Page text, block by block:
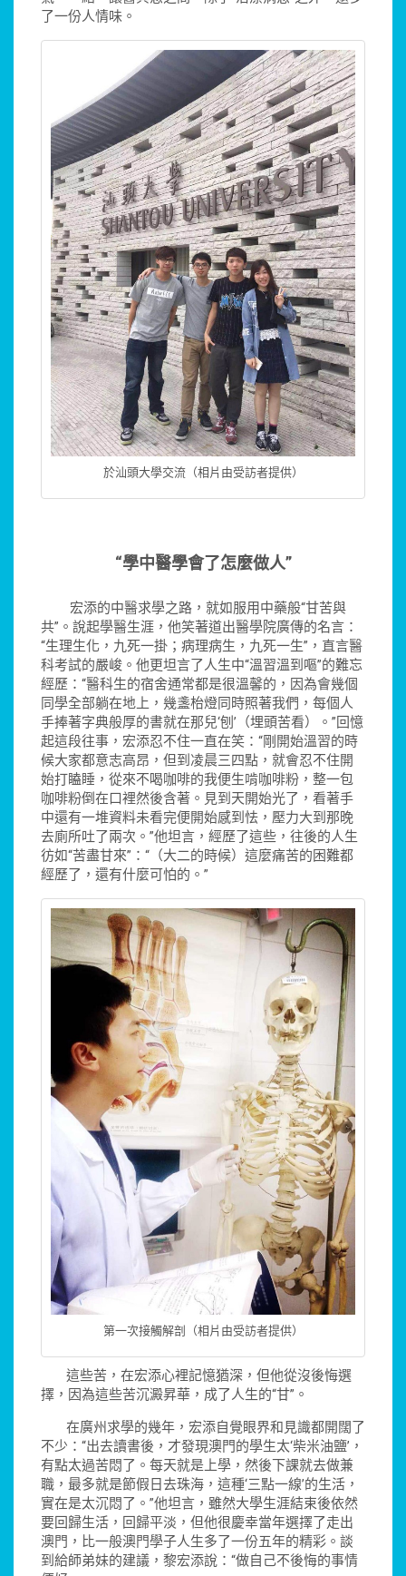
了一份人情味。
於汕頭大學交流（相片由受訪者提供）
“學中醫學會了怎麼做人”
宏添的中醫求學之路，就如服用中藥般“甘苦與
共”。說起學醫生涯，他笑著道出醫學院廣傳的名言：
“生理生化，九死一掛；病理病生，九死一生”，直言醫
科考試的嚴峻。他更坦言了人生中“溫習溫到嘔”的難忘
經歷：“醫科生的宿舍通常都是很溫馨的，因為會幾個
同學全部躺在地上，幾盞枱燈同時照著我們，每個人
手捧著字典般厚的書就在那兒‘刨’（埋頭苦看）。”回憶
起這段往事，宏添忍不住一直在笑：“剛開始溫習的時
候大家都意志高昂，但到凌晨三四點，就會忍不住開
始打瞌睡，從來不喝咖啡的我便生啃咖啡粉，整一包
咖啡粉倒在口裡然後含著。見到天開始光了，看著手
中還有一堆資料未看完便開始感到怯，壓力大到那晚
去廁所吐了兩次。”他坦言，經歷了這些，往後的人生
彷如“苦盡甘來”：“（大二的時候）這麼痛苦的困難都
經歷了，還有什麼可怕的。”
第一次接觸解剖（相片由受訪者提供）
這些苦，在宏添心裡記憶猶深，但他從沒後悔選
擇，因為這些苦沉澱昇華，成了人生的“甘”。
在廣州求學的幾年，宏添自覺眼界和見識都開闊了
不少：“出去讀書後，才發現澳門的學生太‘柴米油鹽’，
有點太過苦悶了。每天就是上學，然後下課就去做兼
職，最多就是節假日去珠海，這種‘三點一線’的生活，
實在是太沉悶了。”他坦言，雖然大學生涯結束後依然
要回歸生活，回歸平淡，但他很慶幸當年選擇了走出
澳門，比一般澳門學子人生多了一份五年的精彩。談
到給師弟妹的建議，黎宏添說：“做自己不後悔的事情